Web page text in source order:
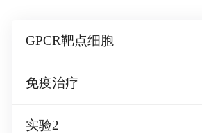
GPCR靶点细胞
免疫治疗
实验2